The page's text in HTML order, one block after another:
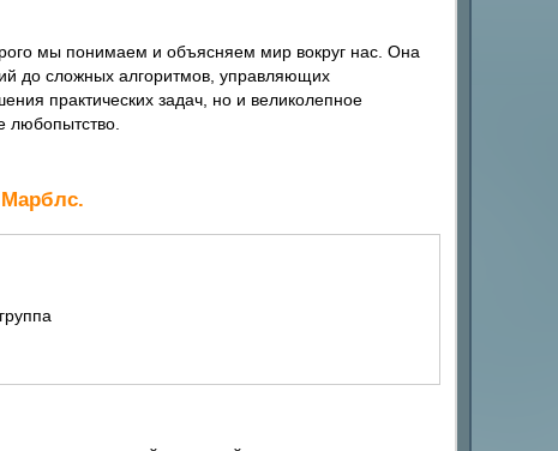
мы понимаем и объясняем мир вокруг нас. Она
до сложных алгоритмов, управляющих
практических задач, но и великолепное
любопытство.